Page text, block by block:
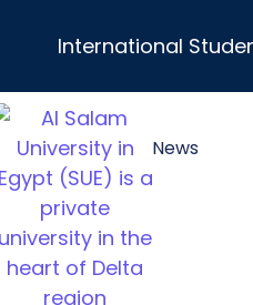
International
News